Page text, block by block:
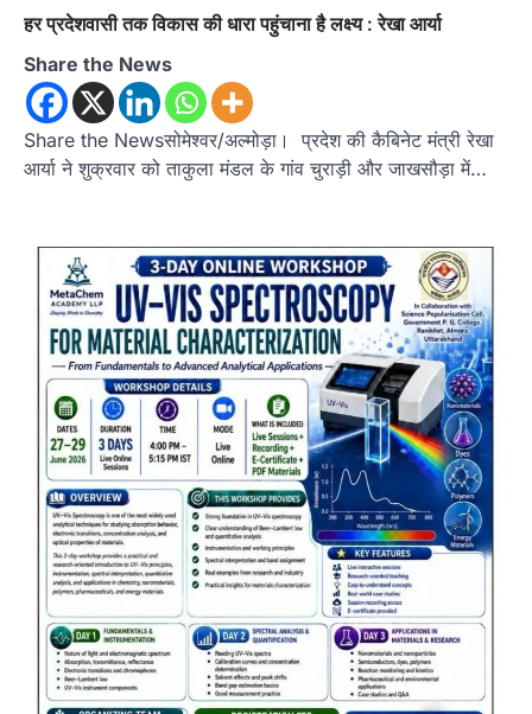
हर प्रदेशवासी तक विकास की धारा पहुंचाना है लक्ष्य : रेखा आर्या
Share the News
Share the Newsसोमेश्वर/अल्मोड़ा। प्रदेश की कैबिनेट मंत्री रेखा
आर्या ने शुक्रवार को ताकुला मंडल के गांव चुराड़ी और जाखसौड़ा में…
अल्मोड़ा उत्तराखण्ड कुमाऊं ख़बरें
रानीखेत में शिक्षा-स्वास्थ्य व्यवस्था पर फूटा
Admin August 6, 2026
भतरोजखान में कांग्रेस का प्रदर्शन, स्वास्थ्य मंत्री व शिक्षा
मंत्री का फूंका पुतला 'विद्यालयों में…
अल्मोड़ा उत्तराखण्ड कुमाऊं ख़बरें
रानीखेत में युवा कांग्रेस की जिला बैठक, 8
अगस्त को खड़गे की हल्द्वानी रैली को सफल
बनाने का लिया संकल्प
Admin August 6, 2026
संगठन विस्तार के तहत कई नई नियुक्तियां, बूथ स्तर तक
संगठन मजबूत करने और युवाओं…
अल्मोड़ा उत्तराखण्ड कुमाऊं ख़बरें
चौखुटिया में सेवा पखवाड़ा शिविर: 954 लोगों ने
लिया लाभ, 191 में से 182 शिकायतों का मौके
पर हुआ निस्तारण
Admin August 5, 2026